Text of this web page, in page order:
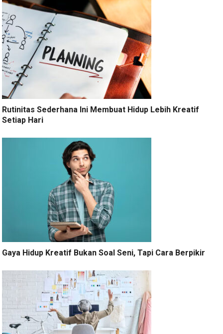
Rutinitas Sederhana Ini Membuat Hidup Lebih Kreatif
Setiap Hari
Gaya Hidup Kreatif Bukan Soal Seni, Tapi Cara Berpikir